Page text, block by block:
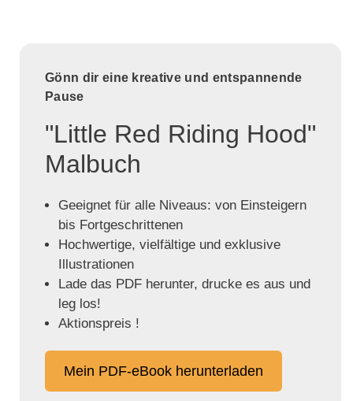
Gönn dir eine kreative und entspannende
Pause
"Little Red Riding Hood"
Malbuch
Geeignet für alle Niveaus: von Einsteigern
bis Fortgeschrittenen
Hochwertige, vielfältige und exklusive
Illustrationen
Lade das PDF herunter, drucke es aus und
leg los!
Aktionspreis !
Mein PDF-eBook herunterladen